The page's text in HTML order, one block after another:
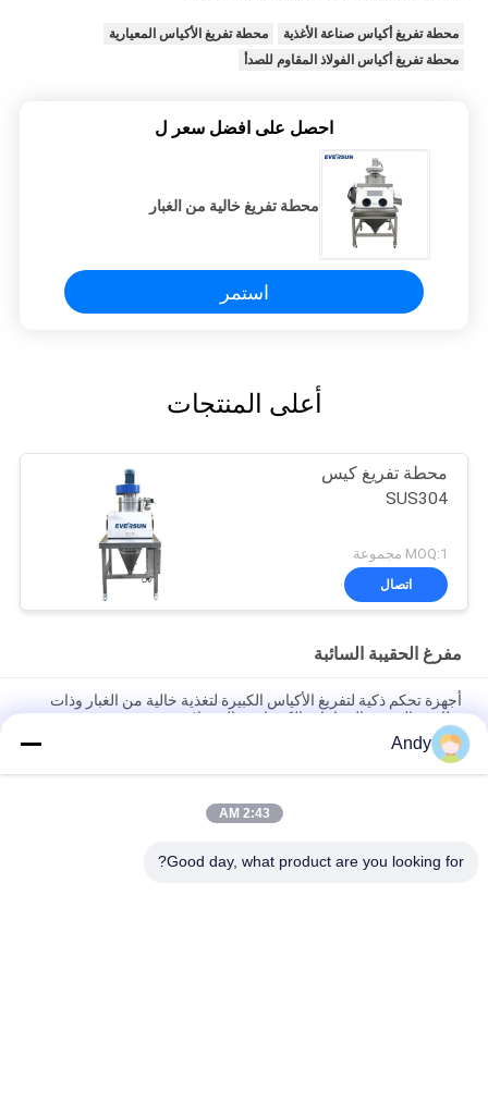
محطة تفريغ أكياس صناعة الأغذية
محطة تفريغ الأكياس المعيارية
محطة تفريغ أكياس الفولاذ المقاوم للصدأ
احصل على افضل سعر ل
محطة تفريغ خالية من الغبار
استمر
أعلى المنتجات
محطة تفريغ كيس
SUS304
MOQ:1 مجموعة
اتصال
مفرغ الحقيبة السائبة
أجهزة تحكم ذكية لتفريغ الأكياس الكبيرة لتغذية خالية من الغبار وذات
نظافة عالية في الصناعات الكيميائية والصيدلانية
بيئة تشغيل نظيفة وخالية من الغبار، أداة تفريغ أكياس كبيرة متخصصة
للغاية لمناولة المواد
أجهزة تفريغ الأكياس الكبيرة التي تضم محطة تغذية خالية من الغبار
Andy
2:43 AM
Good day, what product are you looking for?